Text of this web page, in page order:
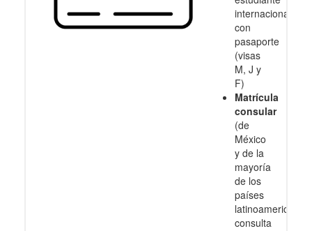
internacional
con
pasaporte
(visas
M, J y
F)
Matrícula
consular
(de
México
y de la
mayoría
de los
países
latinoamericanos,
consulta